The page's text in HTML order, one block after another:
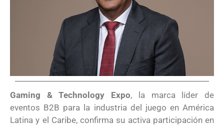
Gaming & Technology Expo, la marca líder de
eventos B2B para la industria del juego en América
Latina y el Caribe, confirma su activa participación en